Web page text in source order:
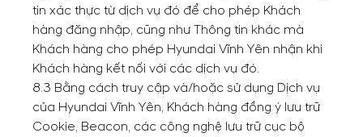
tin xác thực từ dịch vụ đó để cho phép Khách
hàng đăng nhập, cũng như Thông tin khác mà
Khách hàng cho phép Hyundai Vĩnh Yên nhận khi
Khách hàng kết nối với các dịch vụ đó.
8.3 Bằng cách truy cập và/hoặc sử dụng Dịch vụ
của Hyundai Vĩnh Yên, Khách hàng đồng ý lưu trữ
Cookie, Beacon, các công nghệ lưu trữ cục bộ